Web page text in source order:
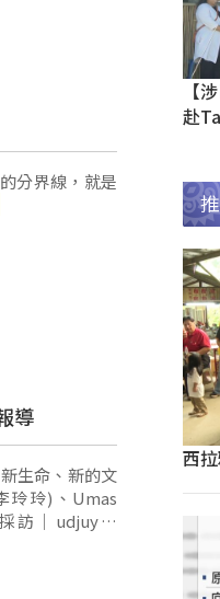
分界線，就是
導
生命、新的文
訪｜udjuy、
｜udjuy、
Sehuy(高載
【
赴
西